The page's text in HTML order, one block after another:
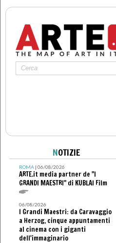
NOTIZIE
ROMA| 06/08/2026
ARTE.it media partner de "I
GRANDI MAESTRI" di KUBLAI Film
06/08/2026
I Grandi Maestri: da Caravaggio
a Herzog, cinque appuntamenti
al cinema con i giganti
dell'immaginario